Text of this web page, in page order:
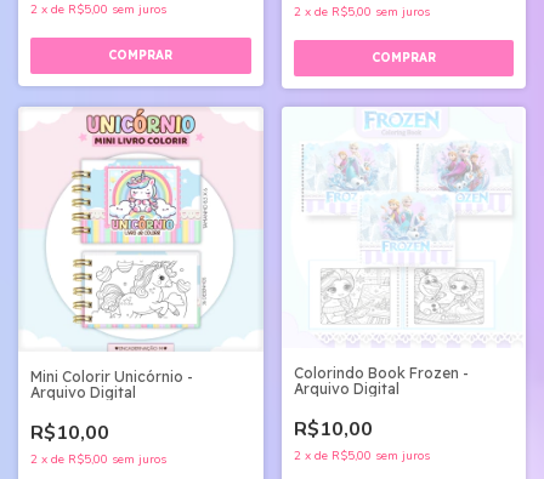
2 x de R$5,00 sem juros 2 x de R$5,00 sem juros
Mini Colorir Unicórnio -
Arquivo Digital
R$10,00
2 x de R$5,00 sem juros
Colorindo Book Frozen -
Arquivo Digital
R$10,00
2 x de R$5,00 sem juros